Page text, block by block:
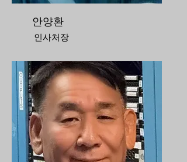
안양환
인사처장